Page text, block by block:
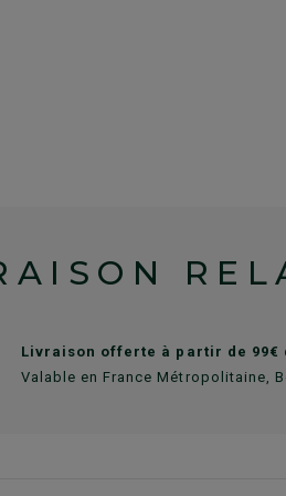
Livraison offerte à partir de
Valable en France Métropolitaine,